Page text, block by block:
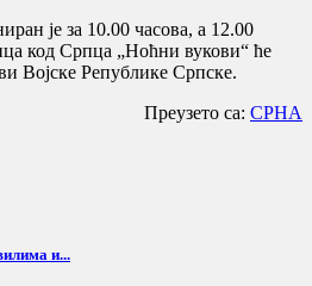
је за 10.00 часова, а 12.00
код Српца „Ноћни вукови“ ће
Војске Републике Српске.
Преузето са: СРНА
и...